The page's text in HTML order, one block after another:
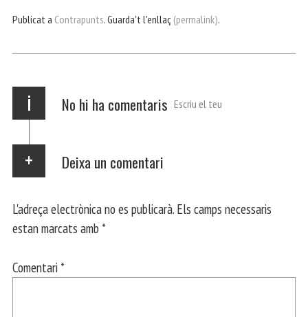
bo er ts
p
gr
m
ail pa
ei
Publicat a Contrapunts. Guarda't l'enllaç (permalink).
i No hi ha comentaris Escriu el teu
Deixa un comentari
L'adreça electrònica no es publicarà. Els camps necessaris
estan marcats amb *
Comentari *